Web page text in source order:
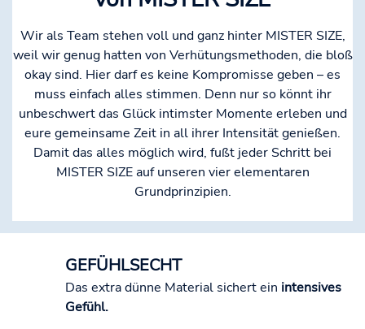
Wir als Team stehen voll und ganz hinter MISTER SIZE,
weil wir genug hatten von Verhütungsmethoden, die bloß
okay sind. Hier darf es keine Kompromisse geben – es
muss einfach alles stimmen. Denn nur so könnt ihr
unbeschwert das Glück intimster Momente erleben und
eure gemeinsame Zeit in all ihrer Intensität genießen.
Damit das alles möglich wird, fußt jeder Schritt bei
MISTER SIZE auf unseren vier elementaren
Grundprinzipien.
GEFÜHLSECHT
Das extra dünne Material sichert ein intensives
Gefühl.